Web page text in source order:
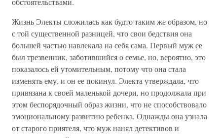
Жизнь Электы сложилась как будто таким же образом, но
с той существенной разницей, что свои бедствия она
большей частью навлекала на себя сама. Первый муж ее
был трезвенник, заботившийся о семье, но, вероятно, это
показалось ей утомительным, потому что она стала
изменять ему, и он ее покинул. Электа утверждала, что
привязана к своей маленькой дочери, но продолжала при
этом беспорядочный образ жизни, что не способствовало
эмоциональному развитию ребенка. Однажды она узнала
от старого приятеля, что муж нанял детективов и